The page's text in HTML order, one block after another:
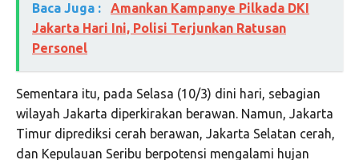
Baca Juga :
Amankan Kampanye Pilkada DKI
Jakarta Hari Ini, Polisi Terjunkan Ratusan
Personel
Sementara itu, pada Selasa (10/3) dini hari, sebagian
wilayah Jakarta diperkirakan berawan. Namun, Jakarta
Timur diprediksi cerah berawan, Jakarta Selatan cerah,
dan Kepulauan Seribu berpotensi mengalami hujan